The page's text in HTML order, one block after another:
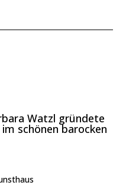
Watzl gründete
schönen barocken